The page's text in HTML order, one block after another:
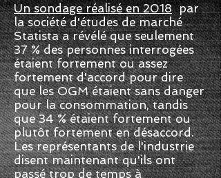
Un sondage réalisé en 2018par
la société d'études de marché
Statista a révélé que seulement
37 % des personnes interrogées
étaient fortement ou assez
fortement d'accord pour dire
que les OGM étaient sans danger
pour la consommation, tandis
que 34 % étaient fortement ou
plutôt fortement en désaccord.
Les représentants de l'industrie
disent maintenant qu'ils ont
passé trop de temps à